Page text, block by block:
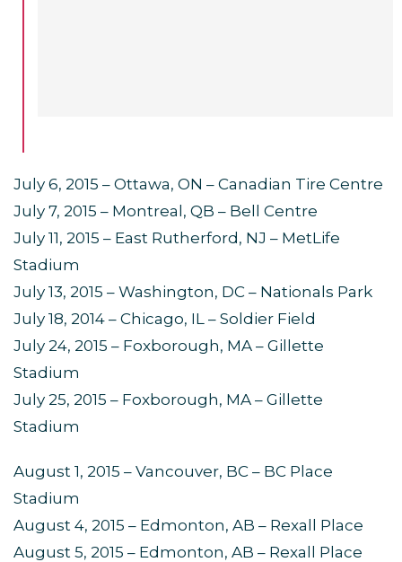
July 6, 2015 – Ottawa, ON – Canadian Tire Centre
July 7, 2015 – Montreal, QB – Bell Centre
July 11, 2015 – East Rutherford, NJ – MetLife
Stadium
July 13, 2015 – Washington, DC – Nationals Park
July 18, 2014 – Chicago, IL – Soldier Field
July 24, 2015 – Foxborough, MA – Gillette
Stadium
July 25, 2015 – Foxborough, MA – Gillette
Stadium
August 1, 2015 – Vancouver, BC – BC Place
Stadium
August 4, 2015 – Edmonton, AB – Rexall Place
August 5, 2015 – Edmonton, AB – Rexall Place